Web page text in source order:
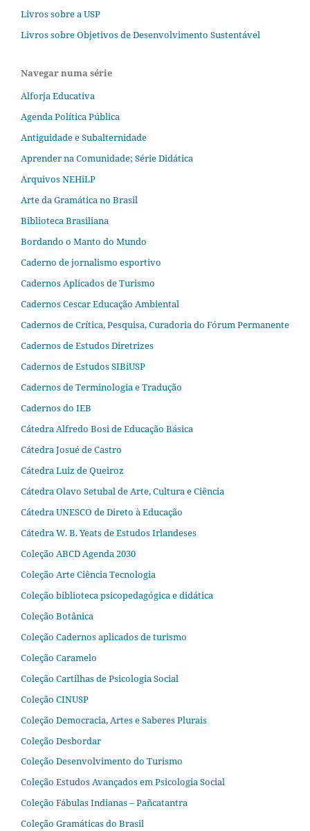
Livros sobre a USP
Livros sobre Objetivos de Desenvolvimento Sustentável
Navegar numa série
Alforja Educativa
Agenda Política Pública
Antiguidade e Subalternidade
Aprender na Comunidade; Série Didática
Arquivos NEHiLP
Arte da Gramática no Brasil
Biblioteca Brasiliana
Bordando o Manto do Mundo
Caderno de jornalismo esportivo
Cadernos Aplicados de Turismo
Cadernos Cescar Educação Ambiental
Cadernos de Crítica, Pesquisa, Curadoria do Fórum Permanente
Cadernos de Estudos Diretrizes
Cadernos de Estudos SIBiUSP
Cadernos de Terminologia e Tradução
Cadernos do IEB
Cátedra Alfredo Bosi de Educação Básica
Cátedra Josué de Castro
Cátedra Luiz de Queiroz
Cátedra Olavo Setubal de Arte, Cultura e Ciência
Cátedra UNESCO de Direto à Educação
Cátedra W. B. Yeats de Estudos Irlandeses
Coleção ABCD Agenda 2030
Coleção Arte Ciência Tecnologia
Coleção biblioteca psicopedagógica e didática
Coleção Botânica
Coleção Cadernos aplicados de turismo
Coleção Caramelo
Coleção Cartilhas de Psicologia Social
Coleção CINUSP
Coleção Democracia, Artes e Saberes Plurais
Coleção Desbordar
Coleção Desenvolvimento do Turismo
Coleção Estudos Avançados em Psicologia Social
Coleção Fábulas Indianas – Pañcatantra
Coleção Gramáticas do Brasil